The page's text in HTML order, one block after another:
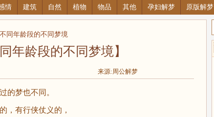
情 建筑 自然 植物 物品 其他 孕妇解梦 原版解梦
同年龄段的不同梦境
年龄段的不同梦境】
来源:周公解梦
梦也不同。
有行侠仗义的，